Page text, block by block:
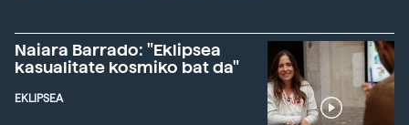
Naiara Barrado: "Eklipsea
kasualitate kosmiko bat da"
EKLIPSEA